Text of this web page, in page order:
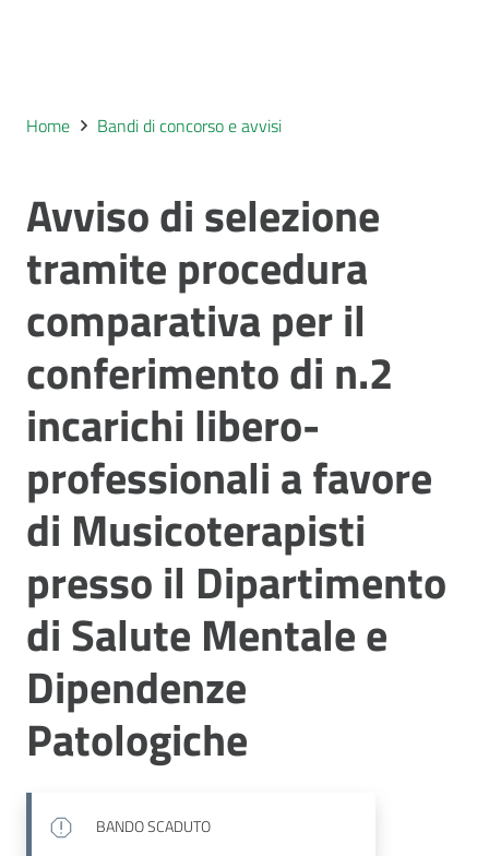
Home Bandi di concorso e avvisi
Avviso di selezione
tramite procedura
comparativa per il
conferimento di n.2
incarichi libero-
professionali a favore
di Musicoterapisti
presso il Dipartimento
di Salute Mentale e
Dipendenze
Patologiche
BANDO SCADUTO